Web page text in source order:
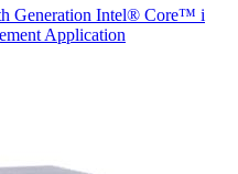
Generation Intel® Core™ i
Application